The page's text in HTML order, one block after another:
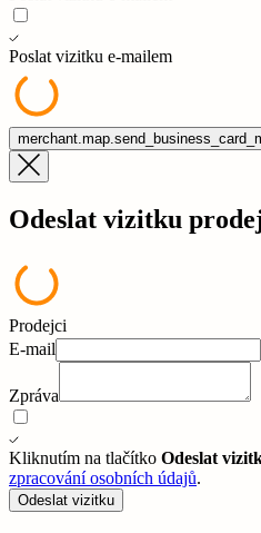
Poslat vizitku e-mailem
Odeslat vizitku
Prodejci
E-mail
Zpráva
Kliknutím na tlačítko Odeslat
zpracování osobních údajů.
Odeslat vizitku